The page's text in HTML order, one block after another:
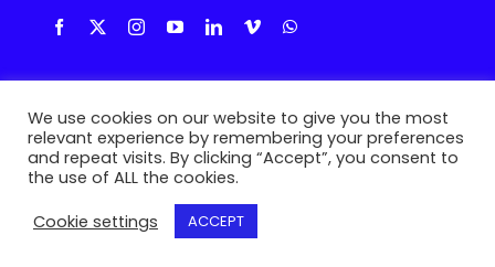
Privacy Policy|Cookie|Termini e Condizioni|Politica Resi
© Copyright 2015 -
2026 | TVSITALIA S.r.l. | Via dell’Artigianato, 8/A,
35010 Loreggia (PD) | P.IVA IT04012600286 |
We use cookies on our website to give you the most
relevant experience by remembering your preferences
and repeat visits. By clicking “Accept”, you consent to
the use of ALL the cookies.
Cookie settings
ACCEPT